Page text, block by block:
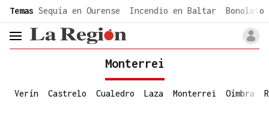
common.go-to-content
Temas Sequía en Ourense Incendio en Baltar Bonoloto
header.menu.open
Monterrei
Verín Castrelo Cualedro Laza Monterrei Oímbra